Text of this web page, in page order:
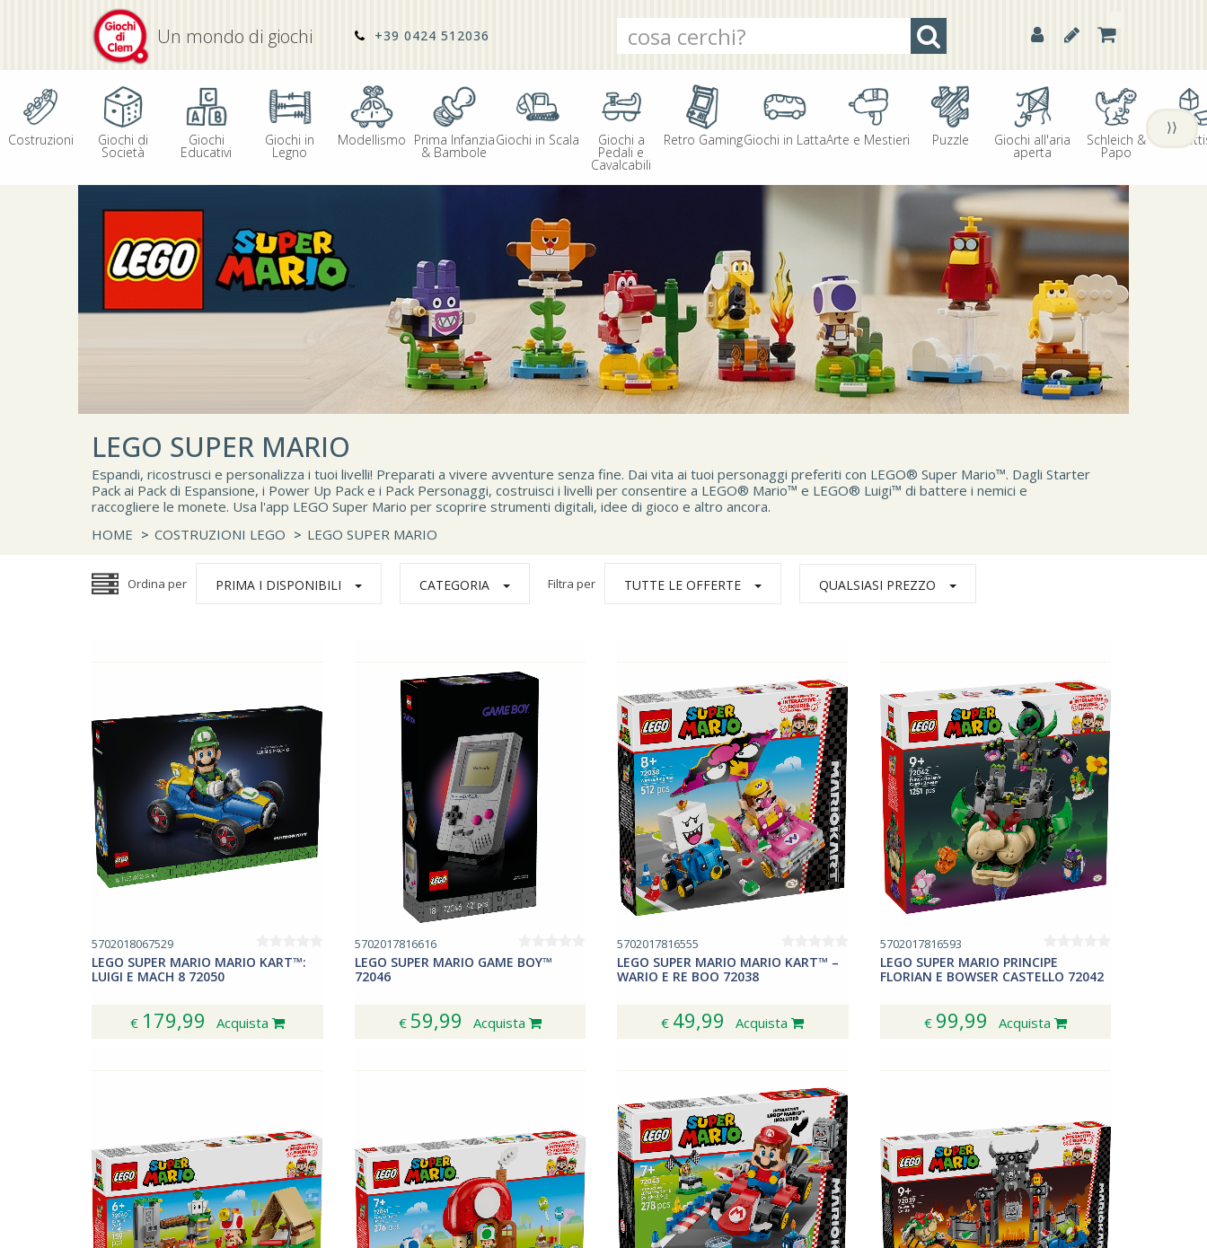
Un mondo di giochi +39 0424 512036
Costruzioni Giochi di
Società
Giochi
Educativi
Giochi in
Legno
Modellismo Prima Infanzia
& Bambole
Giochi in Scala Giochi a
Pedali e
Cavalcabili
Retro GamingGiochi in LattaArte e Mestieri Puzzle Giochi all'aria
aperta
Schleich &
Papo
⟩⟩
LEGO SUPER MARIO
Espandi, ricostrusci e personalizza i tuoi livelli! Preparati a vivere avventure senza fine. Dai vita ai tuoi personaggi preferiti con LEGO® Super Mario™. Dagli Starter
Pack ai Pack di Espansione, i Power Up Pack e i Pack Personaggi, costruisci i livelli per consentire a LEGO® Mario™ e LEGO® Luigi™ di battere i nemici e
raccogliere le monete. Usa l'app LEGO Super Mario per scoprire strumenti digitali, idee di gioco e altro ancora.
HOME > COSTRUZIONI LEGO > LEGO SUPER MARIO
Ordina per PRIMA I DISPONIBILI CATEGORIA Filtra per TUTTE LE OFFERTE QUALSIASI PREZZO
5702018067529
LEGO SUPER MARIO MARIO KART™:
LUIGI E MACH 8 72050
€ 179,99 Acquista
5702017816616
LEGO SUPER MARIO GAME BOY™
72046
€ 59,99 Acquista
5702017816555
LEGO SUPER MARIO MARIO KART™ –
WARIO E RE BOO 72038
€ 49,99 Acquista
5702017816593
LEGO SUPER MARIO PRINCIPE
FLORIAN E BOWSER CASTELLO 72042
€ 99,99 Acquista